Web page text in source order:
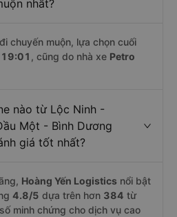
nhất?
chuyến muộn, lựa chọn cuối
19:01 , cũng do nhà xe Petro
nào từ Lộc Ninh -
Một - Bình Dương
giá tốt nhất?
Hoàng Yến Logistics nổi bật
4.8/5 dựa trên hơn 384 từ
minh chứng cho dịch vụ cao